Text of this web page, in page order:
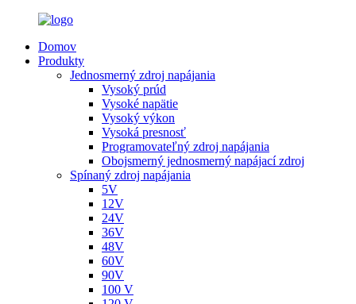
Domov
Produkty
Jednosmerný zdroj napájania
Vysoký prúd
Vysoké napätie
Vysoký výkon
Vysoká presnosť
Programovateľný zdroj napájania
Obojsmerný jednosmerný napájací zdroj
Spínaný zdroj napájania
5V
12V
24V
36V
48V
60V
90V
100 V